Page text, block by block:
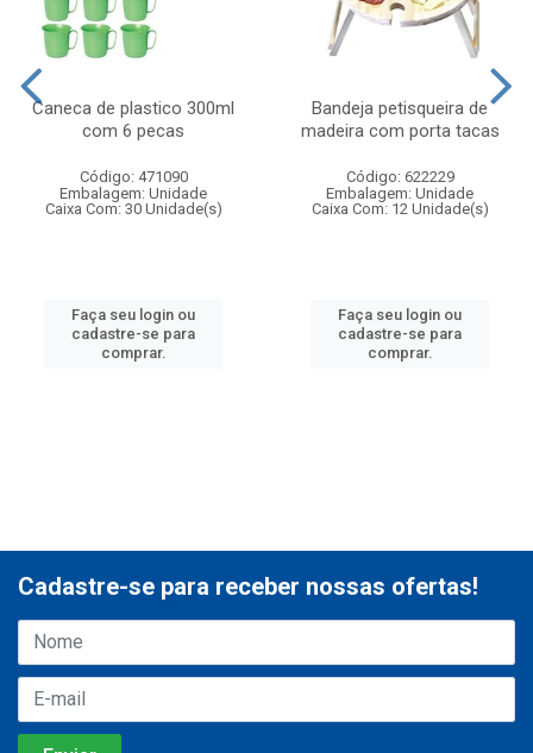
Caneca de plastico 300ml
com 6 pecas
Código: 471090
Embalagem: Unidade
Caixa Com: 30 Unidade(s)
Faça seu login ou
cadastre-se para
comprar.
Bandeja petisqueira de
madeira com porta tacas
Código: 622229
Embalagem: Unidade
Caixa Com: 12 Unidade(s)
Faça seu login ou
cadastre-se para
comprar.
Cadastre-se para receber nossas ofertas!